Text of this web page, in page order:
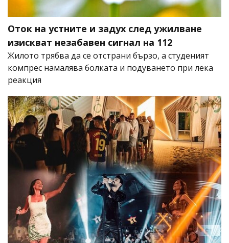
Оток на устните и задух след ужилване
изискват незабавен сигнал на 112
Жилото трябва да се отстрани бързо, а студеният
компрес намалява болката и подуването при лека
реакция